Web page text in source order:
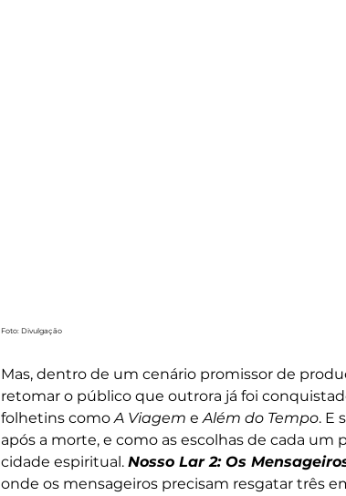
Foto: Divulgação
Mas, dentro de um cenário promissor de
retomar o público que outrora já foi
folhetins como A Viagem e Além do Tempo. E
após a morte, e como as escolhas de cada
cidade espiritual. Nosso Lar 2: Os
onde os mensageiros precisam resgatar três